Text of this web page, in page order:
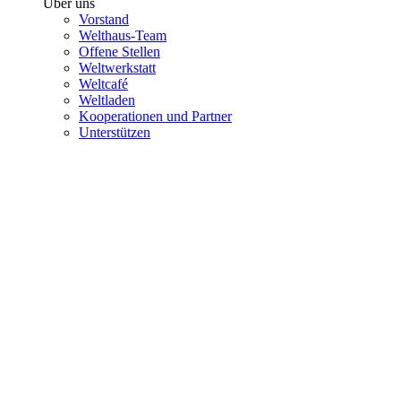
Über uns
Vorstand
Welthaus-Team
Offene Stellen
Weltwerkstatt
Weltcafé
Weltladen
Kooperationen und Partner
Unterstützen